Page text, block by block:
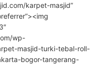
karpet-masjid”
wp-
masjid-turki-tebal-roll-
bogor-tangerang-